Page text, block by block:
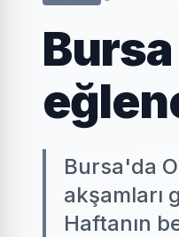
Bursa'da
akşamları
Haftanın